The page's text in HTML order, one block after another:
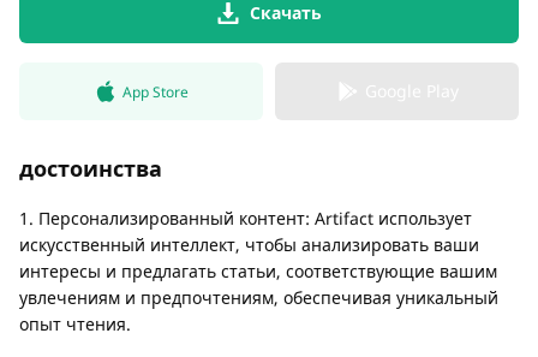
Скачать
App Store
достоинства
1. Персонализированный контент: Artifact использует
искусственный интеллект, чтобы анализировать ваши
интересы и предлагать статьи, соответствующие вашим
увлечениям и предпочтениям, обеспечивая уникальный
опыт чтения.